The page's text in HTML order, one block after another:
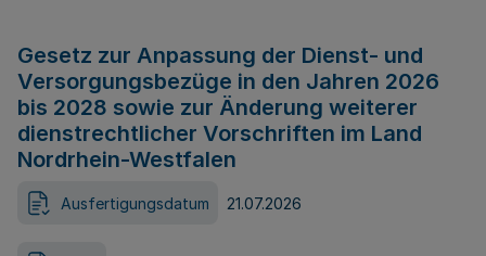
Gesetz zur Anpassung der Dienst- und
Versorgungsbezüge in den Jahren 2026
bis 2028 sowie zur Änderung weiterer
dienstrechtlicher Vorschriften im Land
Nordrhein-Westfalen
Ausfertigungsdatum 21.07.2026